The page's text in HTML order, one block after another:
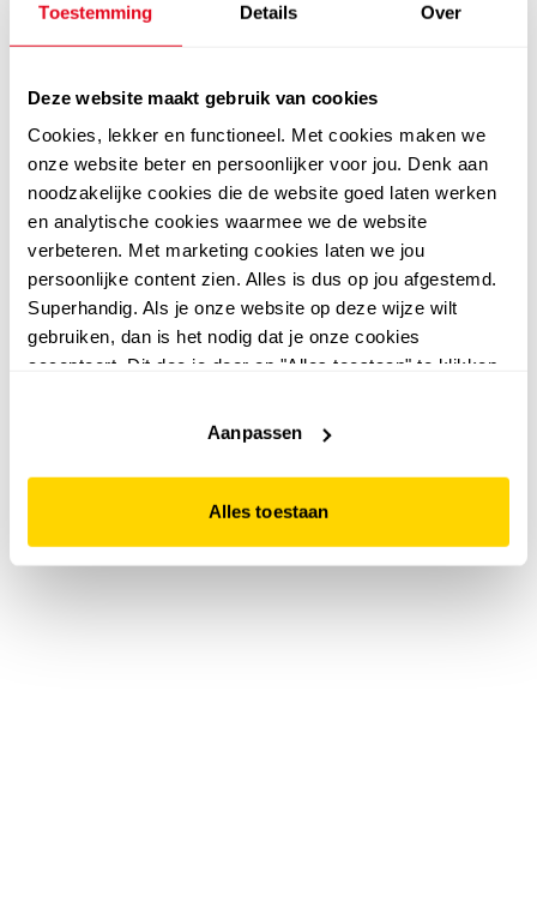
Toestemming Details Over
Deze website maakt gebruik van cookies
Cookies, lekker en functioneel. Met cookies maken we
onze website beter en persoonlijker voor jou. Denk aan
noodzakelijke cookies die de website goed laten werken
en analytische cookies waarmee we de website
verbeteren. Met marketing cookies laten we jou
persoonlijke content zien. Alles is dus op jou afgestemd.
Superhandig. Als je onze website op deze wijze wilt
gebruiken, dan is het nodig dat je onze cookies
accepteert. Dit doe je door op "Alles toestaan" te klikken.
website niet optimaal functioneert.
Aanpassen
Alles toestaan